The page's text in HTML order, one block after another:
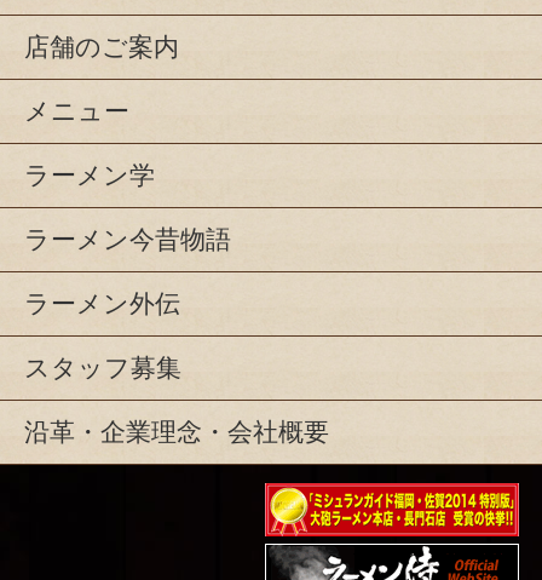
店舗のご案内
メニュー
ラーメン学
ラーメン今昔物語
ラーメン外伝
スタッフ募集
沿革・企業理念・会社概要
ミシュランガイド福岡・